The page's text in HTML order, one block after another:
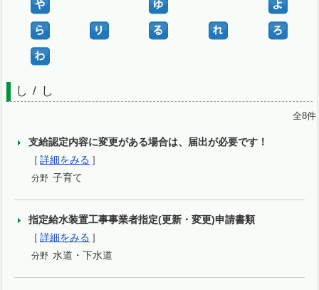
し / し
全8件
支給認定内容に変更がある場合は、届出が必要です！
［ 詳細をみる ］
分野 子育て
指定給水装置工事事業者指定(更新・変更)申請書類
［ 詳細をみる ］
分野 水道・下水道